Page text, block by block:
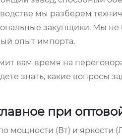
мы разберем
закупщики. Мы не
опыт импорта.
вам время на
знать, какие вопросы
при
мощности (Вт) и яркости